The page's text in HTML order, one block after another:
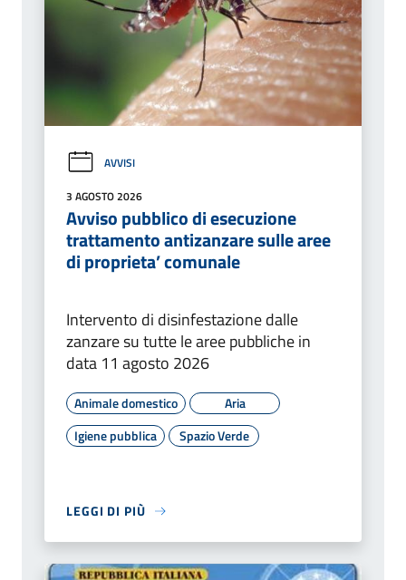
AVVISI
3 AGOSTO 2026
Avviso pubblico di esecuzione
trattamento antizanzare sulle aree
di proprieta’ comunale
Intervento di disinfestazione dalle
zanzare su tutte le aree pubbliche in
data 11 agosto 2026
Animale domestico
Aria
Igiene pubblica
Spazio Verde
LEGGI DI PIÙ